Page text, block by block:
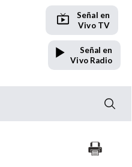
Señal en
Vivo TV
Señal en
Vivo Radio